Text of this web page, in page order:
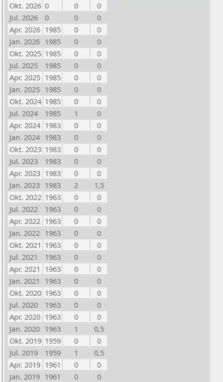
Okt. 2026 0 0
0
Jul. 2026
0 0
0
Apr. 2026 1985 0
0
Jan. 2026 1985 0
0
Okt. 2025 1985 0
0
Jul. 2025
1985 0
0
Apr. 2025 1985 0
0
Jan. 2025 1985 0
0
Okt. 2024 1985 0
0
Jul. 2024
1985 1
0
Apr. 2024 1983 0
0
Jan. 2024 1983 0
0
Okt. 2023 1983 0
0
Jul. 2023
1983 0
0
Apr. 2023 1983 0
0
Jan. 2023 1983 2
1,5
Okt. 2022 1963 0
0
Jul. 2022
1963 0
0
Apr. 2022 1963 0
0
Jan. 2022 1963 0
0
Okt. 2021 1963 0
0
Jul. 2021
1963 0
0
Apr. 2021 1963 0
0
Jan. 2021
1963 0
0
Okt. 2020 1963 0
0
Jul. 2020
1963 0
0
Apr. 2020 1963 0
0
Jan. 2020 1963 1
0,5
Okt. 2019 1959 0
0
Jul. 2019
1959 1
0,5
Apr. 2019 1961 0
0
Jan. 2019 1961 0
0